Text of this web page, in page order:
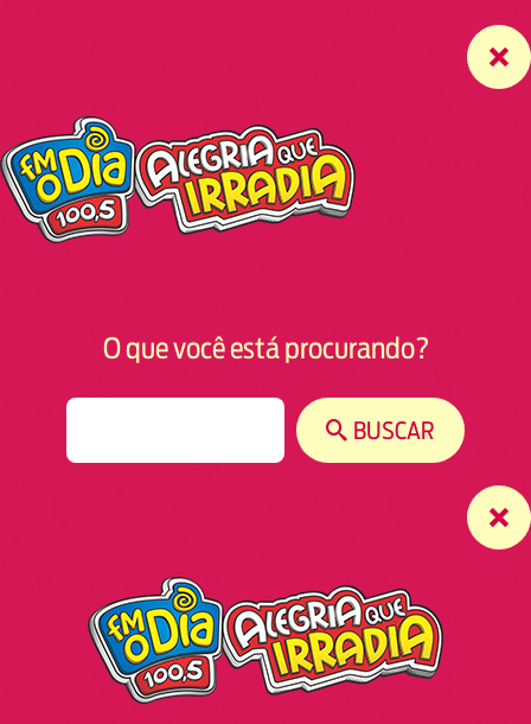
O que você está procurando?
BUSCAR